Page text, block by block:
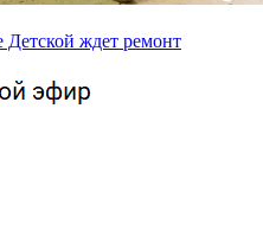
ждет ремонт